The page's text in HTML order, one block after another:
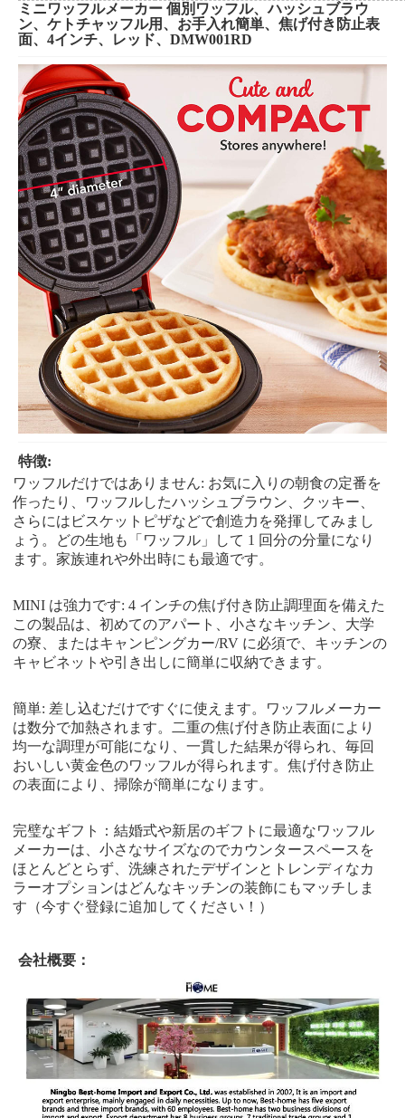
ミニワッフルメーカー 個別ワッフル、ハッシュブラウ
ン、ケトチャッフル用、お手入れ簡単、焦げ付き防止表
面、4インチ、レッド、DMW001RD
特徴:
ワッフルだけではありません: お気に入りの朝食の定番を
作ったり、ワッフルしたハッシュブラウン、クッキー、
さらにはビスケットピザなどで創造力を発揮してみまし
ょう。どの生地も「ワッフル」して 1 回分の分量になり
ます。家族連れや外出時にも最適です。
MINI は強力です: 4 インチの焦げ付き防止調理面を備えた
この製品は、初めてのアパート、小さなキッチン、大学
の寮、またはキャンピングカー/RV に必須で、キッチンの
キャビネットや引き出しに簡単に収納できます。
簡単: 差し込むだけですぐに使えます。ワッフルメーカー
は数分で加熱されます。二重の焦げ付き防止表面により
均一な調理が可能になり、一貫した結果が得られ、毎回
おいしい黄金色のワッフルが得られます。焦げ付き防止
の表面により、掃除が簡単になります。
完璧なギフト：結婚式や新居のギフトに最適なワッフル
メーカーは、小さなサイズなのでカウンタースペースを
ほとんどとらず、洗練されたデザインとトレンディなカ
ラーオプションはどんなキッチンの装飾にもマッチしま
す（今すぐ登録に追加してください！）
会社概要：